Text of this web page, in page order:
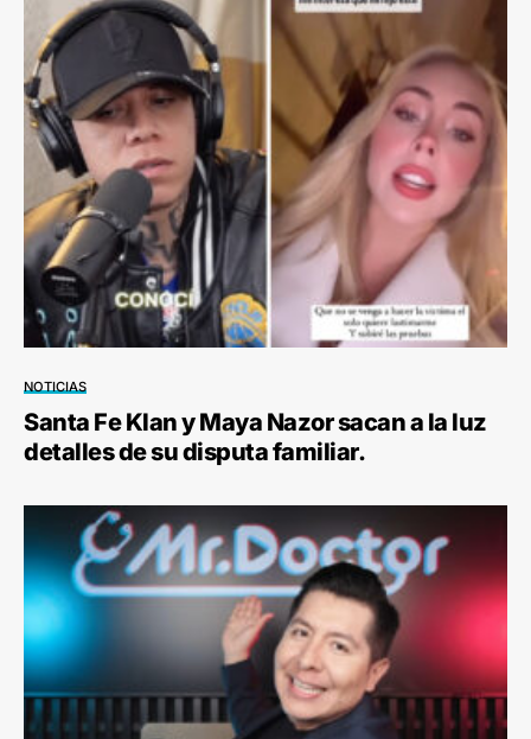
NOTICIAS
Santa Fe Klan y Maya Nazor sacan a la luz
detalles de su disputa familiar.